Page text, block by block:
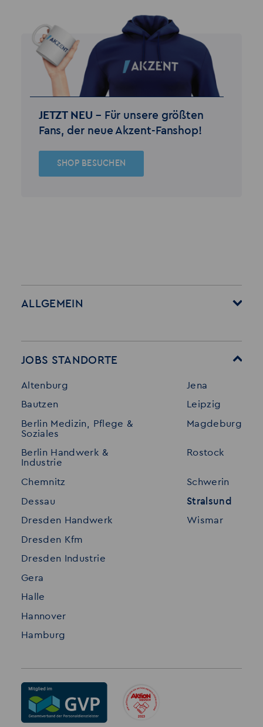
JETZT NEU – Für unsere größten
Fans, der neue Akzent-Fanshop!
SHOP BESUCHEN
ALLGEMEIN
Für Bewerber
Stellenangebote
Initiativ bewerben
Merkzettel
Standorte
Referenzen
Interne Jobs
Datenschutz
Impressum
JOBS STANDORTE
Altenburg
Bautzen
Berlin Medizin, Pflege &
Soziales
Berlin Handwerk &
Industrie
Chemnitz
Dessau
Dresden Handwerk
Dresden Kfm
Dresden Industrie
Gera
Halle
Hannover
Hamburg
Jena
Leipzig
Magdeburg
Rostock
Schwerin
Stralsund
Wismar